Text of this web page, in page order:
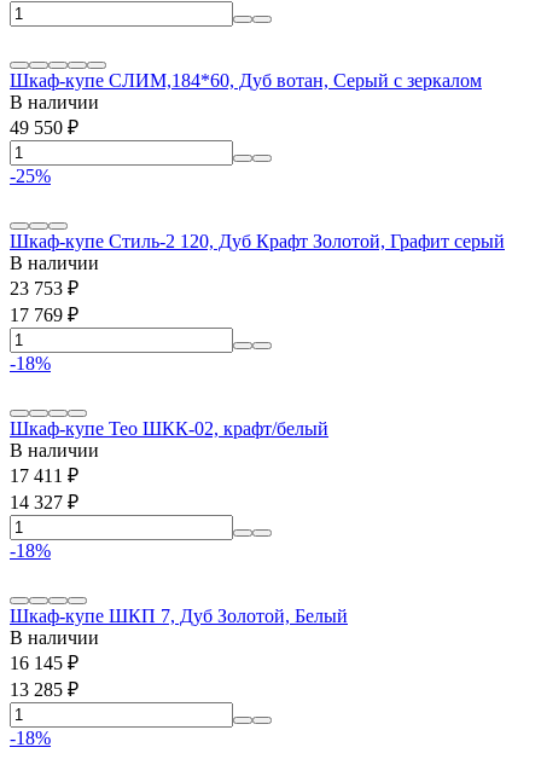
Шкаф-купе СЛИМ,184*60, Дуб вотан, Серый с зеркалом
В наличии
49 550 ₽
-25%
Шкаф-купе Стиль-2 120, Дуб Крафт Золотой, Графит серый
В наличии
23 753 ₽
17 769 ₽
-18%
Шкаф-купе Тео ШКК-02, крафт/белый
В наличии
17 411 ₽
14 327 ₽
-18%
Шкаф-купе ШКП 7, Дуб Золотой, Белый
В наличии
16 145 ₽
13 285 ₽
-18%